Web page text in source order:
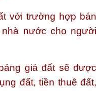
với trường hợp bán
nước cho người
giá đất sẽ được
đất, tiền thuê đất,